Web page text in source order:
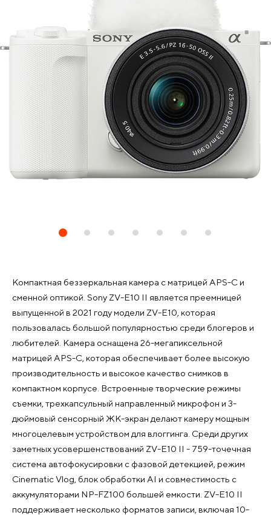
Компактная беззеркальная камера с матрицей APS-C и
сменной оптикой. Sony ZV-E10 II является преемницей
выпущенной в 2021 году модели ZV-E10, которая
пользовалась большой популярностью среди блогеров и
любителей. Камера оснащена 26-мегапиксельной
матрицей APS-C, которая обеспечивает более высокую
производительность и высокое качество снимков в
компактном корпусе. Встроенные творческие режимы
съемки, трехкапсульный направленный микрофон и 3-
дюймовый сенсорный ЖК-экран делают камеру мощным
многоцелевым устройством для влоггинга. Среди других
заметных усовершенствований ZV-E10 II - 759-точечная
система автофокусировки с фазовой детекцией, режим
Cinematic Vlog, блок обработки AI и совместимость с
аккумуляторами NP-FZ100 большей емкости. ZV-E10 II
поддерживает несколько форматов записи, включая 10-